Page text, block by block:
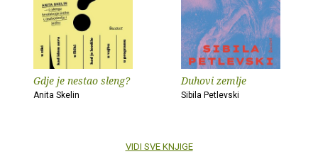
Gdje je nestao sleng?
Anita Skelin
Duhovi zemlje
Sibila Petlevski
VIDI SVE KNJIGE